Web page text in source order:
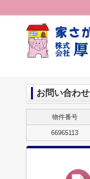
お問い合わせ
物件番号
66965113